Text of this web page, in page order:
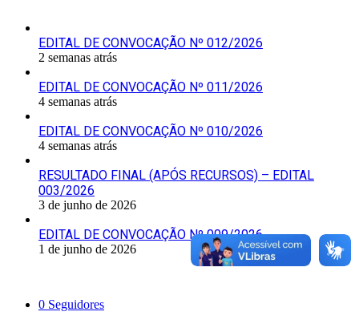
EDITAL DE CONVOCAÇÃO Nº 012/2026
2 semanas atrás
EDITAL DE CONVOCAÇÃO Nº 011/2026
4 semanas atrás
EDITAL DE CONVOCAÇÃO Nº 010/2026
4 semanas atrás
RESULTADO FINAL (APÓS RECURSOS) – EDITAL
003/2026
3 de junho de 2026
EDITAL DE CONVOCAÇÃO Nº 009/2026
1 de junho de 2026
0 Seguidores